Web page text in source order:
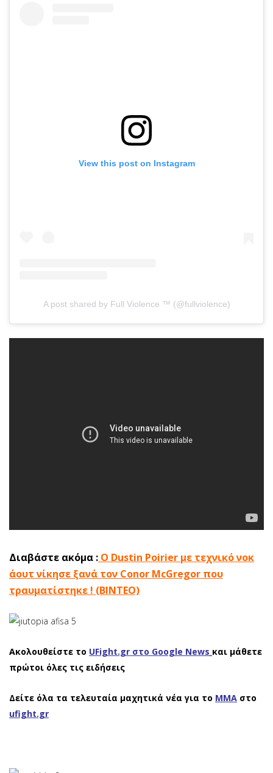
View this post on Instagram
A post shared by Full Violence ™ (@fullviolence)
Διαβάστε ακόμα : O Dustin Poirier με τεχνικό νοκ
άουτ νίκησε ξανά τον Conor McGregor που
τραυματίστηκε ! (ΒΙΝΤΕΟ)
Ακολουθείστε το UFight.gr στο Google News και μάθετε
πρώτοι όλες τις ειδήσεις
Δείτε όλα τα τελευταία μαχητικά νέα για το ΜΜΑ στο
ufight.gr